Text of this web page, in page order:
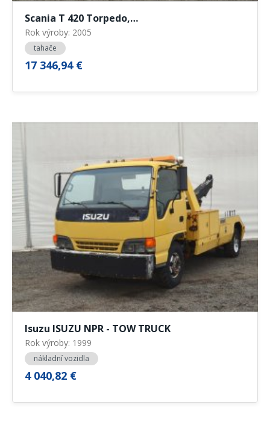
Scania T 420 Torpedo,…
Rok výroby: 2005
tahače
17 346,94 €
Isuzu ISUZU NPR - TOW TRUCK
Rok výroby: 1999
nákladní vozidla
4 040,82 €